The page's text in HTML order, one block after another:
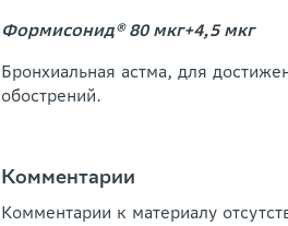
Формисонид® 80 мкг+4,5 мкг
Бронхиальная астма, для
обострений.
Комментарии
Комментарии к материалу